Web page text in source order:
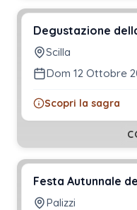
Degustazione
Scilla
Dom 12 Ottobre
Scopri la sagra
Festa Autunnale
Palizzi